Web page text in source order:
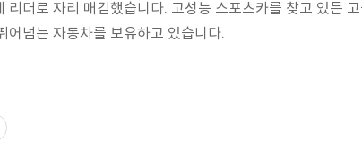
리더로 자리 매김했습니다. 고성능 스포츠카를 찾고 있든
어넘는 자동차를 보유하고 있습니다.